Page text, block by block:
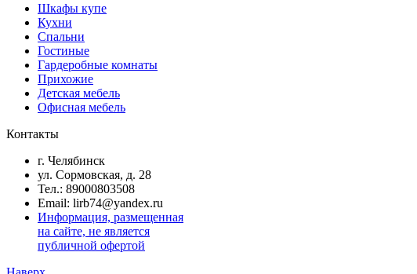
Шкафы купе
Кухни
Спальни
Гостиные
Гардеробные комнаты
Прихожие
Детская мебель
Офисная мебель
Контакты
г. Челябинск
ул. Сормовская, д. 28
Тел.: 89000803508
Email: lirb74@yandex.ru
Информация, размещенная
на сайте, не является
публичной офертой